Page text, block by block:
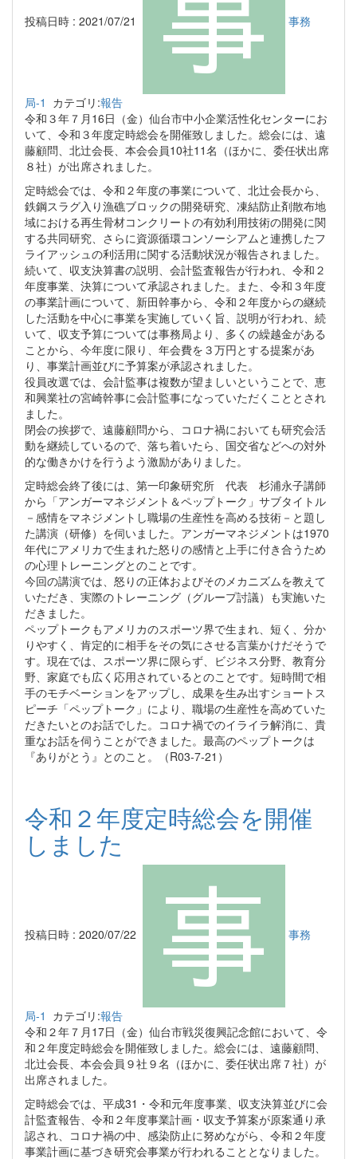
投稿日時 : 2021/07/21 事務
局-1 カテゴリ:報告
令和３年７月16日（金）仙台市中小企業活性化センターにお
いて、令和３年度定時総会を開催致しました。総会には、遠
藤顧問、北辻会長、本会会員10社11名（ほかに、委任状出席
８社）が出席されました。
定時総会では、令和２年度の事業について、北辻会長から、
鉄鋼スラグ入り漁礁ブロックの開発研究、凍結防止剤散布地
域における再生骨材コンクリートの有効利用技術の開発に関
する共同研究、さらに資源循環コンソーシアムと連携したフ
ライアッシュの利活用に関する活動状況が報告されました。
続いて、収支決算書の説明、会計監査報告が行われ、令和２
年度事業、決算について承認されました。また、令和３年度
の事業計画について、新田幹事から、令和２年度からの継続
した活動を中心に事業を実施していく旨、説明が行われ、続
いて、収支予算については事務局より、多くの繰越金がある
ことから、今年度に限り、年会費を３万円とする提案があ
り、事業計画並びに予算案が承認されました。
役員改選では、会計監事は複数が望ましいということで、恵
和興業社の宮崎幹事に会計監事になっていただくこととされ
ました。
閉会の挨拶で、遠藤顧問から、コロナ禍においても研究会活
動を継続しているので、落ち着いたら、国交省などへの対外
的な働きかけを行うよう激励がありました。
定時総会終了後には、第一印象研究所 代表 杉浦永子講師
から「アンガーマネジメント＆ペップトーク」サブタイトル
－感情をマネジメントし職場の生産性を高める技術－と題し
た講演（研修）を伺いました。アンガーマネジメントは1970
年代にアメリカで生まれた怒りの感情と上手に付き合うため
の心理トレーニングとのことです。
今回の講演では、怒りの正体およびそのメカニズムを教えて
いただき、実際のトレーニング（グループ討議）も実施いた
だきました。
ペップトークもアメリカのスポーツ界で生まれ、短く、分か
りやすく、肯定的に相手をその気にさせる言葉かけだそうで
す。現在では、スポーツ界に限らず、ビジネス分野、教育分
野、家庭でも広く応用されているとのことです。短時間で相
手のモチベーションをアップし、成果を生み出すショートス
ピーチ「ペップトーク」により、職場の生産性を高めていた
だきたいとのお話でした。コロナ禍でのイライラ解消に、貴
重なお話を伺うことができました。最高のペップトークは
『ありがとう』とのこと。（R03-7-21）
令和２年度定時総会を開催
しました
投稿日時 : 2020/07/22 事務
局-1 カテゴリ:報告
令和２年７月17日（金）仙台市戦災復興記念館において、令
和２年度定時総会を開催致しました。総会には、遠藤顧問、
北辻会長、本会会員９社９名（ほかに、委任状出席７社）が
出席されました。
定時総会では、平成31・令和元年度事業、収支決算並びに会
計監査報告、令和２年度事業計画・収支予算案が原案通り承
認され、コロナ禍の中、感染防止に努めながら、令和２年度
事業計画に基づき研究会事業が行われることとなりました。